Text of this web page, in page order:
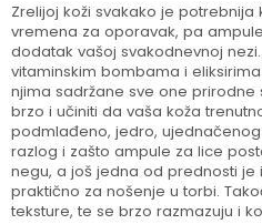
Zrelijoj koži svakako je potrebnija
vremena za oporavak, pa
dodatak vašoj svakodnevnoj
vitaminskim bombama i
njima sadržane sve one
brzo i učiniti da vaša koža
podmlađeno, jedro,
razlog i zašto ampule za lice
negu, a još jedna od prednosti
praktično za nošenje u torbi.
teksture, te se brzo razmazuju i